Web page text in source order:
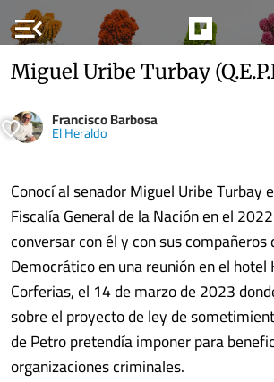
menu_open
Miguel Uribe Turbay
Francisco Barbosa
El Heraldo
Conocí al senador Miguel Uribe Turbay
Fiscalía General de la Nación en el
conversar con él y con sus
Democrático en una reunión en el hotel
Corferias, el 14 de marzo de 2023
sobre el proyecto de ley de
de Petro pretendía imponer para
organizaciones criminales.